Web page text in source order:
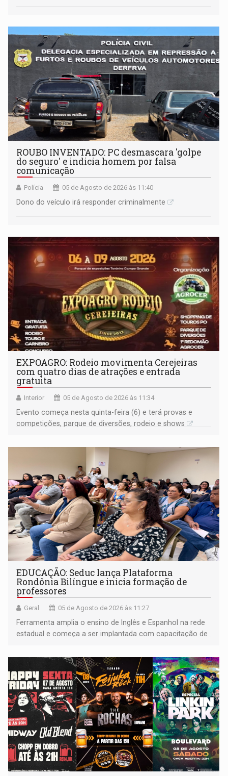
ROUBO INVENTADO: PC desmascara 'golpe
do seguro' e indicia homem por falsa
comunicação
Polícia 05 de Agosto de 2026 às 11:40
Dono do veículo irá responder criminalmente
EXPOAGRO: Rodeio movimenta Cerejeiras
com quatro dias de atrações e entrada
gratuita
Interior 05 de Agosto de 2026 às 11:34
Evento começa nesta quinta-feira (6) e terá provas e
competições, parque de diversões, rodeio e shows
EDUCAÇÃO: Seduc lança Plataforma
Rondônia Bilíngue e inicia formação de
professores
Geral 05 de Agosto de 2026 às 11:27
Ferramenta amplia o ensino de Inglês e Espanhol na rede
estadual e começa a ser implantada com capacitação de